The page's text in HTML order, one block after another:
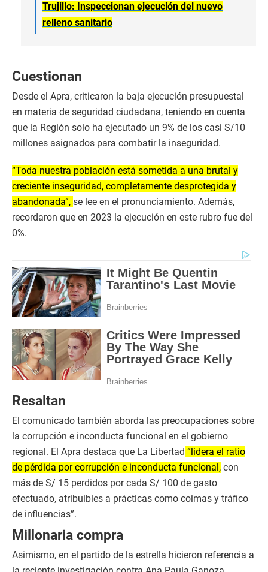
Trujillo: Inspeccionan ejecución del nuevo
relleno sanitario
Cuestionan
Desde el Apra, criticaron la baja ejecución presupuestal
en materia de seguridad ciudadana, teniendo en cuenta
que la Región solo ha ejecutado un 9% de los casi S/10
millones asignados para combatir la inseguridad.
“Toda nuestra población está sometida a una brutal y
creciente inseguridad, completamente desprotegida y
abandonada”, se lee en el pronunciamiento. Además,
recordaron que en 2023 la ejecución en este rubro fue del
0%.
Resaltan
El comunicado también aborda las preocupaciones sobre
la corrupción e inconducta funcional en el gobierno
regional. El Apra destaca que La Libertad “lidera el ratio
de pérdida por corrupción e inconducta funcional, con
más de S/ 15 perdidos por cada S/ 100 de gasto
efectuado, atribuibles a prácticas como coimas y tráfico
de influencias”.
Millonaria compra
Asimismo, en el partido de la estrella hicieron referencia a